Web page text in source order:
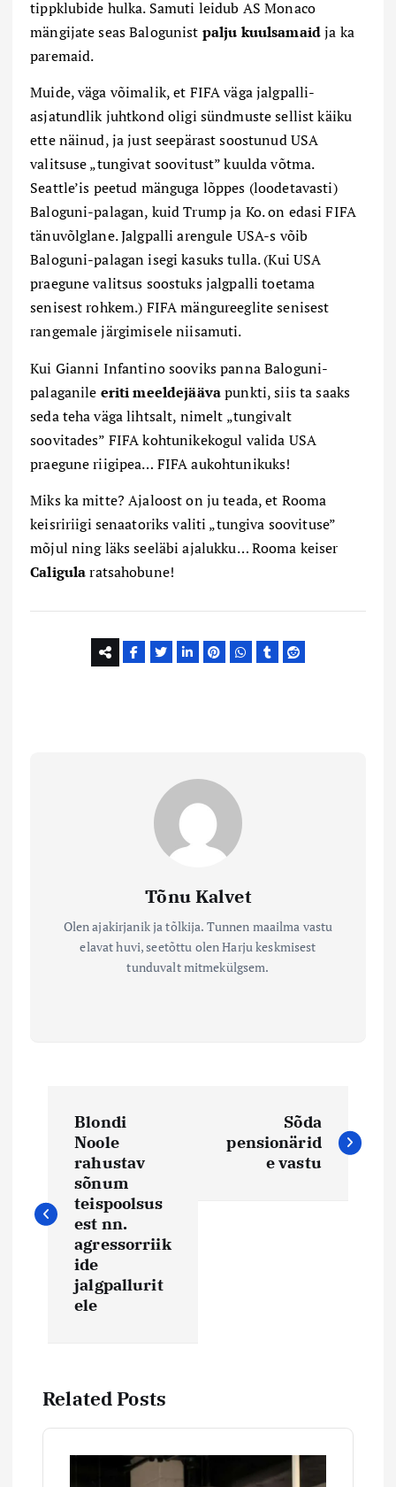
tippklubide hulka. Samuti leidub AS Monaco
mängijate seas Balogunist palju kuulsamaidja ka
paremaid.
Muide, väga võimalik, et FIFA väga jalgpalli-
asjatundlik juhtkond oligi sündmuste sellist käiku
ette näinud, ja just seepärast soostunud USA
valitsuse „tungivat soovitust” kuulda võtma.
Seattle’is peetud mänguga lõppes (loodetavasti)
Baloguni-palagan, kuid Trump ja Ko. on edasi FIFA
tänuvõlglane. Jalgpalli arengule USA-s võib
Baloguni-palagan isegi kasuks tulla. (Kui USA
praegune valitsus soostuks jalgpalli toetama
senisest rohkem.) FIFA mängureeglite senisest
rangemale järgimisele niisamuti.
Kui Gianni Infantino sooviks panna Baloguni-
palaganile eriti meeldejäävapunkti, siis ta saaks
seda teha väga lihtsalt, nimelt „tungivalt
soovitades” FIFA kohtunikekogul valida USA
praegune riigipea… FIFA aukohtunikuks!
Miks ka mitte? Ajaloost on ju teada, et Rooma
keisririigi senaatoriks valiti „tungiva soovituse”
mõjul ning läks seeläbi ajalukku… Rooma keiser
Caligularatsahobune!
Tõnu Kalvet
Olen ajakirjanik ja tõlkija. Tunnen maailma vastu
elavat huvi, seetõttu olen Harju keskmisest
tunduvalt mitmekülgsem.
v
i
r
Blondi
Noole
rahustav
sõnum
teispoolsus
est nn.
agressorriik
ide
jalgpallurit
ele
Sõda
pensionärid
e vastu
Related Posts